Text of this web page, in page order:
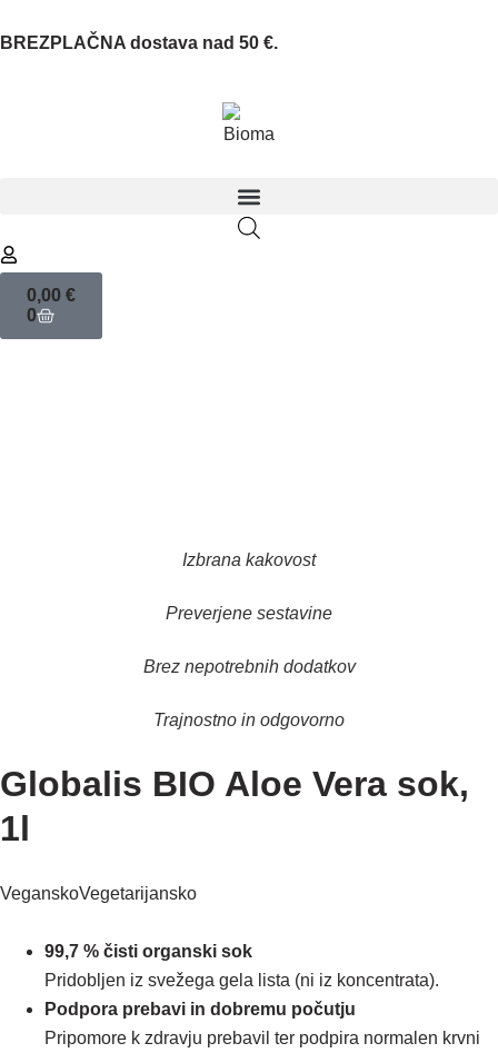
BREZPLAČNA dostava nad 50 €.
0,00 €
0
Izbrana kakovost
Preverjene sestavine
Brez nepotrebnih dodatkov
Trajnostno in odgovorno
Globalis BIO Aloe Vera sok,
1l
VeganskoVegetarijansko
99,7 % čisti organski sok
Pridobljen iz svežega gela lista (ni iz koncentrata).
Podpora prebavi in dobremu počutju
Pripomore k zdravju prebavil ter podpira normalen krvni